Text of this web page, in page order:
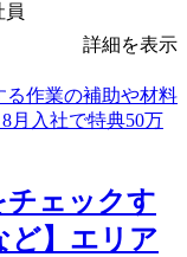
員
詳細を表示
チェックす
ど】エリア